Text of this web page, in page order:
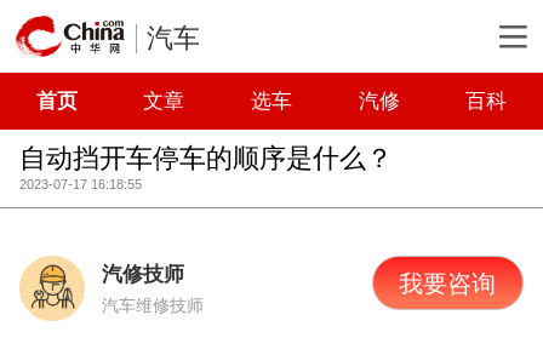
汽车
首页 文章 选车 汽修 百科
自动挡开车停车的顺序是什么？
2023-07-17 16:18:55
汽修技师
汽车维修技师
我要咨询